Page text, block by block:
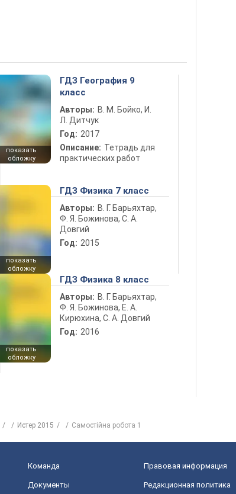
показать
обложку
ГДЗ География 9
класс
Авторы: В. М. Бойко, И.
Л. Дитчук
Год: 2017
Описание: Тетрадь для
практических работ
показать
обложку
ГДЗ Физика 7 класс
Авторы: В. Г. Барьяхтар,
Ф. Я. Божинова, С. А.
Довгий
Год: 2015
показать
обложку
ГДЗ Физика 8 класс
Авторы: В. Г. Барьяхтар,
Ф. Я. Божинова, Е. А.
Кирюхина, С. А. Довгий
Год: 2016
Истер 2015 Самостійна робота 1
Команда Правовая информация
Документы Редакционная политика